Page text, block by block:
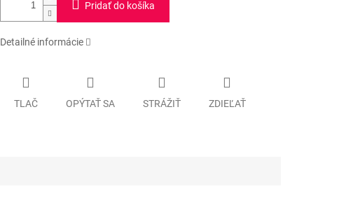
Pridať do košíka
Detailné informácie
TLAČ OPÝTAŤ SA STRÁŽIŤ ZDIEĽAŤ